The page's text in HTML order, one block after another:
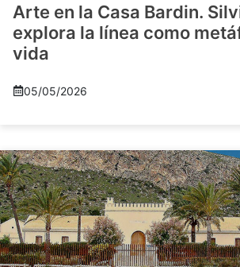
Arte en la Casa Bardin.
explora la línea como
vida
05/05/2026